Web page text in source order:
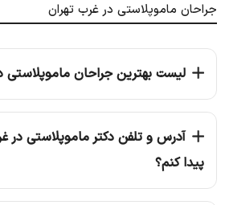
جراحان ماموپلاستی در غرب تهران
لیست بهترین جراحان ماموپلاستی
آدرس و تلفن دکتر ماموپلاستی در
پیدا کنم؟